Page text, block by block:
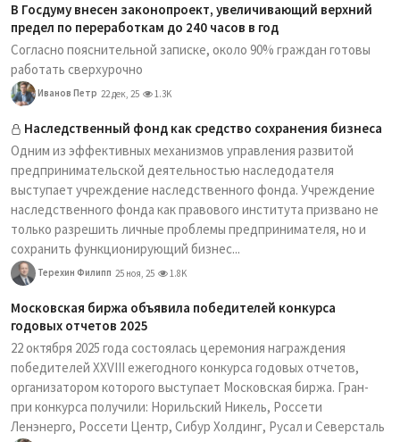
В Госдуму внесен законопроект, увеличивающий верхний
предел по переработкам до 240 часов в год
Согласно пояснительной записке, около 90% граждан готовы
работать сверхурочно
Иванов Петр 22 дек, 25 1.3K
Наследственный фонд как средство сохранения бизнеса
Одним из эффективных механизмов управления развитой
предпринимательской деятельностью наследодателя
выступает учреждение наследственного фонда. Учреждение
наследственного фонда как правового института призвано не
только разрешить личные проблемы предпринимателя, но и
сохранить функционирующий бизнес...
Терехин Филипп 25 ноя, 25 1.8K
Московская биржа объявила победителей конкурса
годовых отчетов 2025
22 октября 2025 года состоялась церемония награждения
победителей XXVIII ежегодного конкурса годовых отчетов,
организатором которого выступает Московская биржа. Гран-
при конкурса получили: Норильский Никель, Россети
Ленэнерго, Россети Центр, Сибур Холдинг, Русал и Северсталь